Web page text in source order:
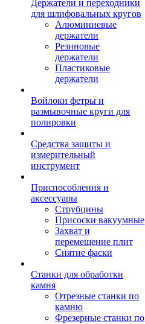
Держатели и переходники
для шлифовальных кругов
Алюминиевые
держатели
Резиновые
держатели
Пластиковые
держатели
Войлоки фетры и
размывочные круги для
полировки
Средства защиты и
измерительный
инструмент
Приспособления и
аксессуары
Струбцины
Присоски вакуумные
Захват и
перемещение плит
Снятие фаски
Станки для обработки
камня
Отрезные станки по
камню
Фрезерные станки по